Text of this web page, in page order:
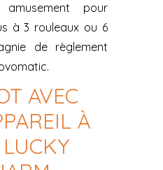
pour
à 3 rouleaux ou 6
de règlement
AVEC
À